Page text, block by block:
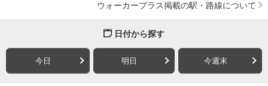
ウォーカープラス掲載の駅・路線について
日付から探す
今日 明日 今週末